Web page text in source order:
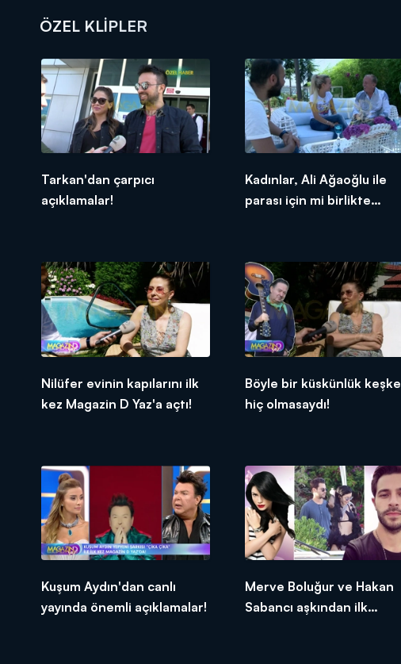
DİĞER SONUÇLAR
ÖZEL KLIPLER
Tarkan'dan çarpıcı
açıklamalar!
Kadınlar, Ali Ağaoğlu ile
parası için mi birlikte
Nilüfer evinin kapılarını ilk
kez Magazin D Yaz'a açtı!
Böyle bir küskünlük keşke
hiç olmasaydı!
Kuşum Aydın'dan canlı
yayında önemli açıklamalar!
Merve Boluğur ve Hakan
Sabancı aşkından ilk